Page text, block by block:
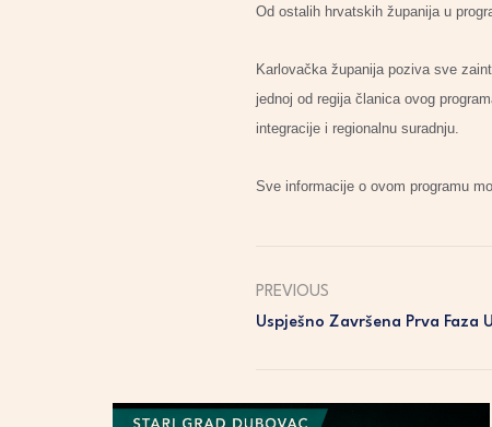
Od ostalih hrvatskih županija u
Karlovačka županija poziva sve
jednoj od regija članica ovog
integracije i regionalnu suradnju.
Sve informacije o ovom programu
PREVIOUS
Uspješno Završena Prva Faza